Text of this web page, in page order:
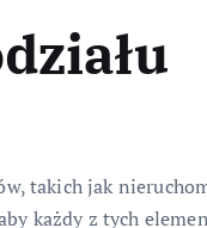
takich jak
każdy z tych